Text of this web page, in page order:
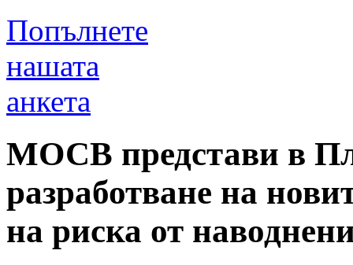
Попълнете
нашата
анкета
МОСВ представи в
разработване на
на риска от